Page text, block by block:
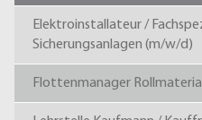
Elektroinstallateur /
Sicherungsanlagen (m/w/d)
Flottenmanager